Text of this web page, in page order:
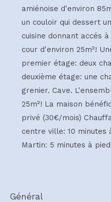
amiénoise d'environ
un couloir qui dessert
cuisine donnant accés
cour d'environ 25m²!
premier étage: deux
deuxième étage: une
grenier. Cave.
25m²! La maison
privé (30€/mois)
centre ville: 10 minutes
Martin: 5 minutes à
général